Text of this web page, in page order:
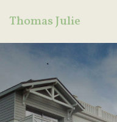
Thomas Julie